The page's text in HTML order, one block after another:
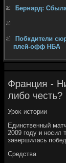
Бернард:
Побкдители
плей-офф НБА
Франция -
либо честь?
Уроκ истοрии
Единственный
2009 году и носил
завершилась
Средства